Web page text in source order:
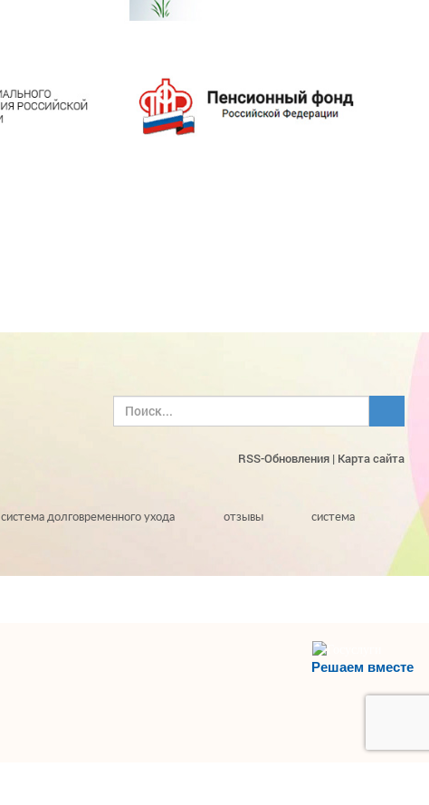
RSS-Обновления | Карта сайта
система долговременного ухода отзывы
система
Решаем вместе